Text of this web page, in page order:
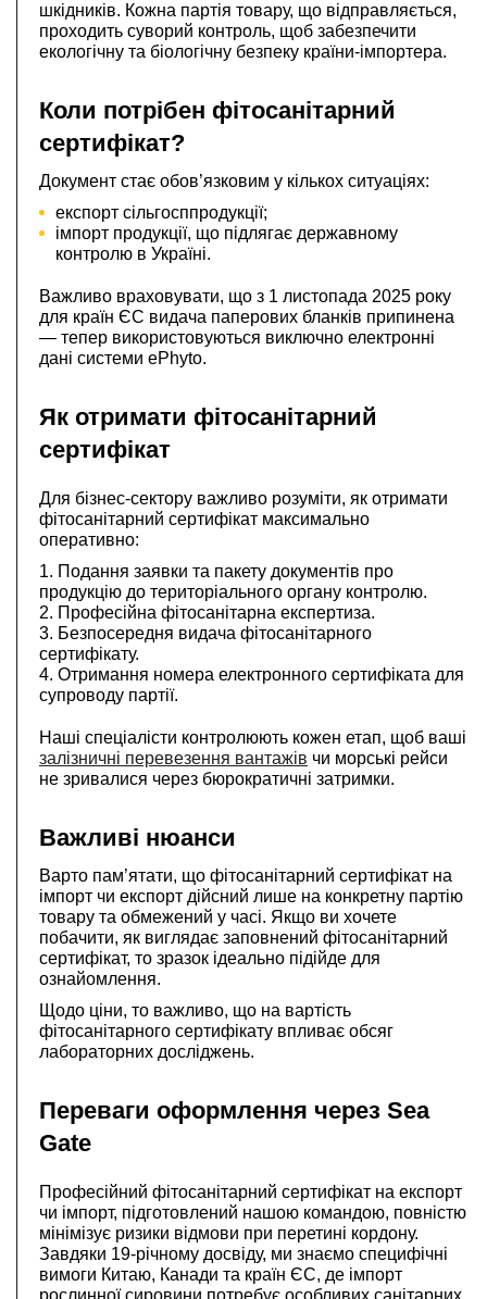
шкідників. Кожна партія товару, що відправляється,
проходить суворий контроль, щоб забезпечити
екологічну та біологічну безпеку країни-імпортера.
Коли потрібен фітосанітарний
сертифікат?
Документ стає обов’язковим у кількох ситуаціях:
експорт сільгосппродукції;
імпорт продукції, що підлягає державному
контролю в Україні.
Важливо враховувати, що з 1 листопада 2025 року
для країн ЄС видача паперових бланків припинена
— тепер використовуються виключно електронні
дані системи ePhyto.
Як отримати фітосанітарний
сертифікат
Для бізнес-сектору важливо розуміти, як отримати
фітосанітарний сертифікат максимально
оперативно:
Подання заявки та пакету документів про
продукцію до територіального органу контролю.
Професійна фітосанітарна експертиза.
Безпосередня видача фітосанітарного
сертифікату.
Отримання номера електронного сертифіката для
супроводу партії.
Наші спеціалісти контролюють кожен етап, щоб ваші
залізничні перевезення вантажів чи морські рейси
не зривалися через бюрократичні затримки.
Важливі нюанси
Варто пам’ятати, що фітосанітарний сертифікат на
імпорт чи експорт дійсний лише на конкретну партію
товару та обмежений у часі. Якщо ви хочете
побачити, як виглядає заповнений фітосанітарний
сертифікат, то зразок ідеально підійде для
ознайомлення.
Щодо ціни, то важливо, що на вартість
фітосанітарного сертифікату впливає обсяг
лабораторних досліджень.
Переваги оформлення через Sea
Gate
Професійний фітосанітарний сертифікат на експорт
чи імпорт, підготовлений нашою командою, повністю
мінімізує ризики відмови при перетині кордону.
Завдяки 19-річному досвіду, ми знаємо специфічні
вимоги Китаю, Канади та країн ЄС, де імпорт
рослинної сировини потребує особливих санітарних